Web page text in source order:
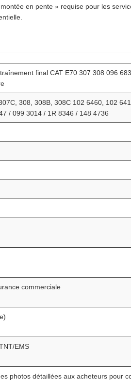
en pente » requise pour les
final CAT E70 307 308 096
308, 308B, 308C 102 6460, 102
/ 099 3014 / 1R 8346 / 148 4736
commerciale
EMS
photos détaillées aux acheteurs pour